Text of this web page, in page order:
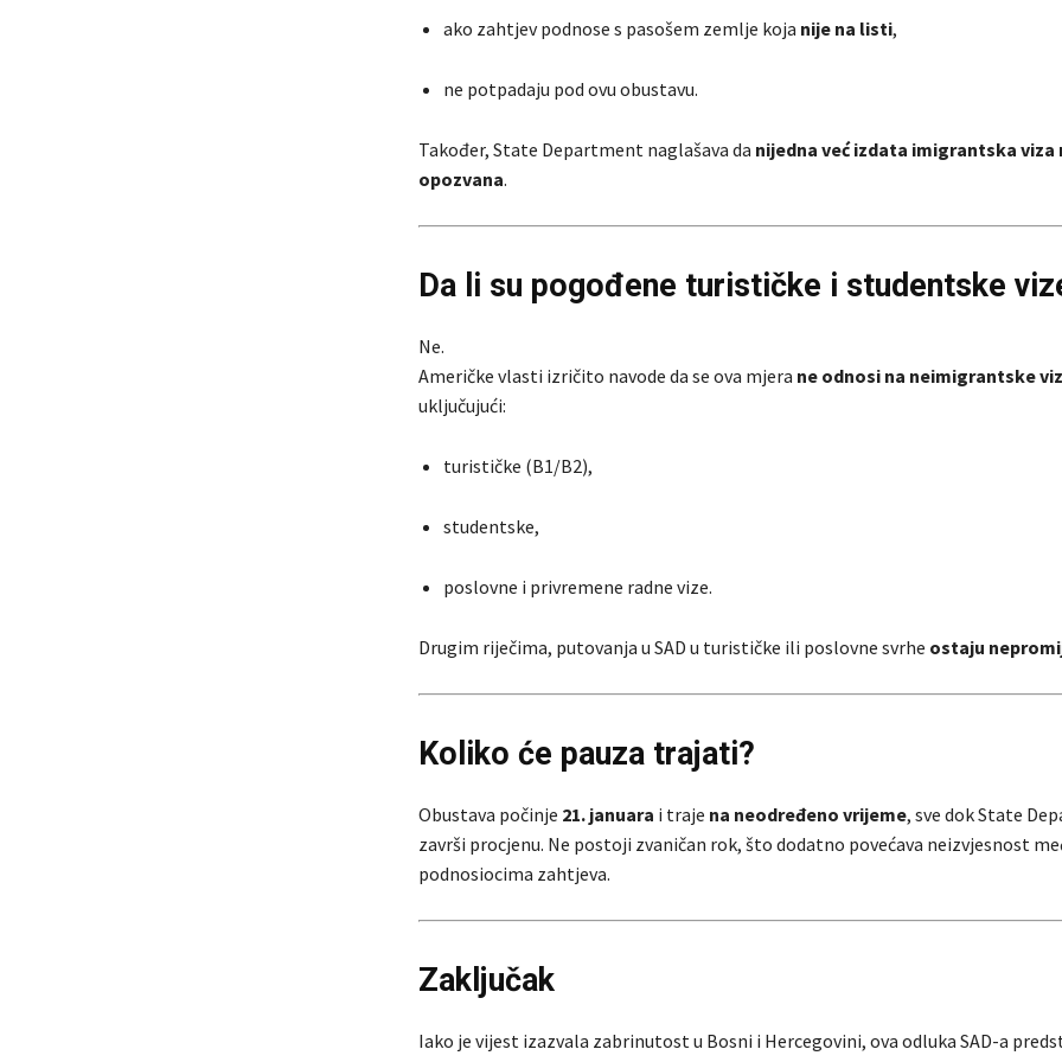
ako zahtjev podnose s pasošem zemlje koja nije na listi,
ne potpadaju pod ovu obustavu.
Također, State Department naglašava da nijedna već izdata imigrantska viza
opozvana.
Da li su pogođene turističke i studentske
Ne.
Američke vlasti izričito navode da se ova mjera ne odnosi na neimigrantske
uključujući:
turističke (B1/B2),
studentske,
poslovne i privremene radne vize.
Drugim riječima, putovanja u SAD u turističke ili poslovne svrhe ostaju
Koliko će pauza trajati?
Obustava počinje 21. januara i traje na neodređeno vrijeme, sve dok State
završi procjenu. Ne postoji zvaničan rok, što dodatno povećava neizvjesnost
podnosiocima zahtjeva.
Zaključak
Iako je vijest izazvala zabrinutost u Bosni i Hercegovini, ova odluka SAD-a